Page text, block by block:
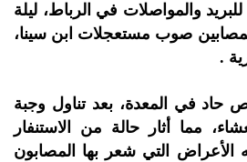
والمواصلات في الرباط، ليلة
صوب مستعجلات ابن سينا،
.
حاد في المعدة، بعد تناول وجبة
مما أثار حالة من الاستنفار
الأعراض التي شعر بها المصابون